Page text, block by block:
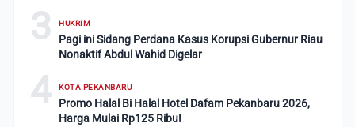
3 HUKRIM
Pagi ini Sidang Perdana Kasus Korupsi Gubernur Riau
Nonaktif Abdul Wahid Digelar
4 KOTA PEKANBARU
Promo Halal Bi Halal Hotel Dafam Pekanbaru 2026,
Harga Mulai Rp125 Ribu!